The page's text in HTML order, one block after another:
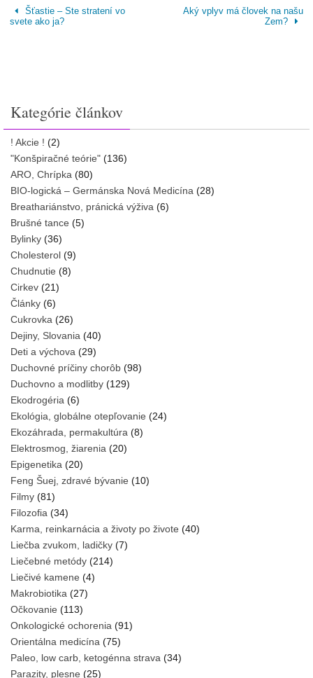
Šťastie – Ste stratení vo
svete ako ja?
Aký vplyv má človek na našu
Zem?
Kategórie článkov
! Akcie ! (2)
"Konšpiračné teórie" (136)
ARO, Chrípka (80)
BIO-logická – Germánska Nová Medicína (28)
Breathariánstvo, pránická výživa (6)
Brušné tance (5)
Bylinky (36)
Cholesterol (9)
Chudnutie (8)
Cirkev (21)
Články (6)
Cukrovka (26)
Dejiny, Slovania (40)
Deti a výchova (29)
Duchovné príčiny chorôb (98)
Duchovno a modlitby (129)
Ekodrogéria (6)
Ekológia, globálne otepľovanie (24)
Ekozáhrada, permakultúra (8)
Elektrosmog, žiarenia (20)
Epigenetika (20)
Feng Šuej, zdravé bývanie (10)
Filmy (81)
Filozofia (34)
Karma, reinkarnácia a životy po živote (40)
Liečba zvukom, ladičky (7)
Liečebné metódy (214)
Liečivé kamene (4)
Makrobiotika (27)
Očkovanie (113)
Onkologické ochorenia (91)
Orientálna medicína (75)
Paleo, low carb, ketogénna strava (34)
Parazity, plesne (25)